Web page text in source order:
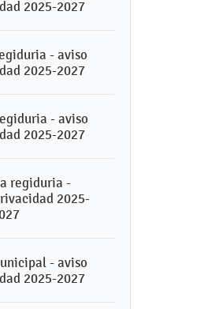
2025-2027
- aviso
2025-2027
- aviso
2025-2027
regiduria -
2025-
- aviso
2025-2027